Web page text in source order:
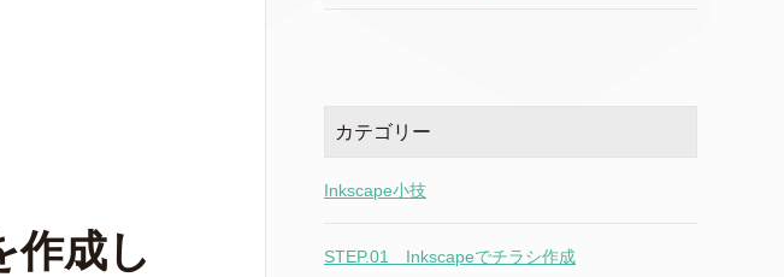
作成し
カテゴリー
Inkscape小技
STEP.01＿Inkscapeでチラシ作成